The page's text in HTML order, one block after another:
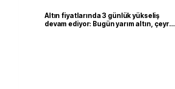
başvuru sonuçları açıklandı mı?
Altın fiyatlarında 3 günlük yükseliş
devam ediyor: Bugün yarım altın, çeyrek